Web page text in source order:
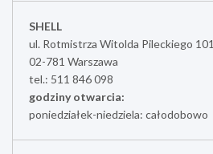
SHELL
ul. Rotmistrza Witolda Pileckiego 101
02-781 Warszawa
tel.: 511 846 098
godziny otwarcia:
poniedziałek-niedziela: całodobowo